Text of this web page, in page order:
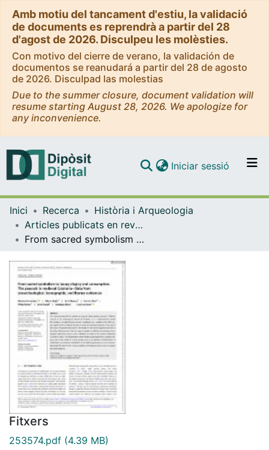
Amb motiu del tancament d'estiu, la validació
de documents es reprendrà a partir del 28
d'agost de 2026. Disculpeu les molèsties.
Con motivo del cierre de verano, la validación de
documentos se reanudará a partir del 28 de agosto
de 2026. Disculpad las molestias
Due to the summer closure, document validation will
resume starting August 28, 2026. We apologize for
any inconvenience.
Navega per tot el DD
Iniciar sessió (current)
Inici Recerca
Història i Arqueologia
Articles publicats en revistes (Història i Arqueologia)
From sacred symbolism to luxury display and consumption: The peacock in medieval Catalonia- Data from zooarchaeological, iconographic and literay evidences.
Fitxers
253574.pdf (4.39 MB)